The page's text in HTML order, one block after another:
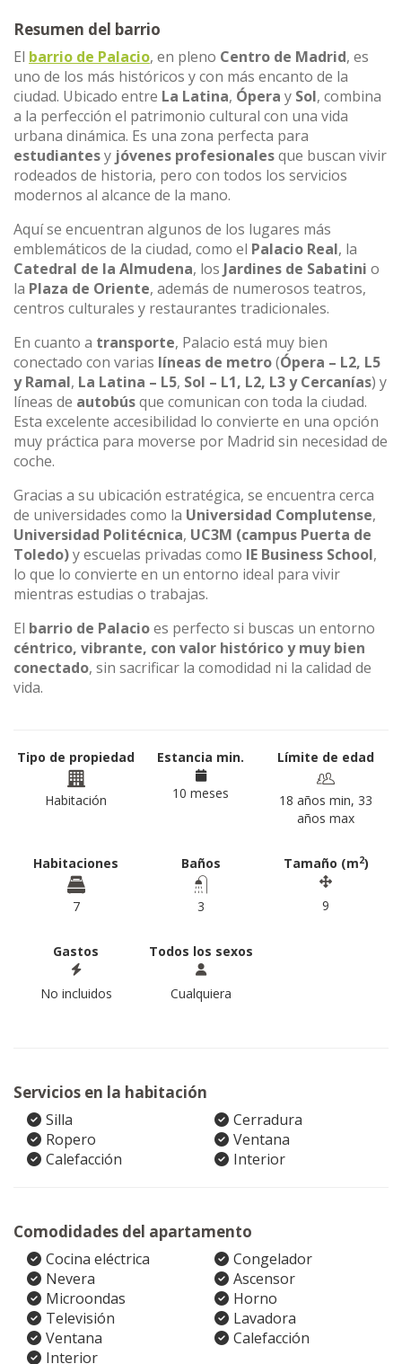
Resumen del barrio
El barrio de Palacio, en pleno Centro de Madrid, es
uno de los más históricos y con más encanto de la
ciudad. Ubicado entre La Latina, Ópera y Sol, combina
a la perfección el patrimonio cultural con una vida
urbana dinámica. Es una zona perfecta para
estudiantesy jóvenes profesionalesque buscan vivir
rodeados de historia, pero con todos los servicios
modernos al alcance de la mano.
Aquí se encuentran algunos de los lugares más
emblemáticos de la ciudad, como el Palacio Real, la
Catedral de la Almudena, los Jardines de Sabatini o
la Plaza de Oriente, además de numerosos teatros,
centros culturales y restaurantes tradicionales.
En cuanto a transporte, Palacio está muy bien
conectado con varias líneas de metro(Ópera – L2, L5
y Ramal, La Latina – L5, Sol – L1, L2, L3 y Cercanías) y
líneas de autobúsque comunican con toda la ciudad.
Esta excelente accesibilidad lo convierte en una opción
muy práctica para moverse por Madrid sin necesidad de
coche.
Gracias a su ubicación estratégica, se encuentra cerca
de universidades como la Universidad Complutense,
Universidad Politécnica, UC3M (campus Puerta de
Toledo)y escuelas privadas como IE Business School,
lo que lo convierte en un entorno ideal para vivir
mientras estudias o trabajas.
El barrio de Palacioes perfecto si buscas un entorno
céntrico, vibrante, con valor histórico y muy bien
conectado, sin sacrificar la comodidad ni la calidad de
vida.
Tipo de propiedad
Habitación
Estancia min.
10 meses
Límite de edad
18 años min, 33
años max
Habitaciones
7
Baños
3
Tamaño (m2)
9
Gastos
No incluidos
Todos los sexos
Cualquiera
Servicios en la habitación
Silla
Cerradura
Ropero
Ventana
Calefacción
Interior
Comodidades del apartamento
Cocina eléctrica
Congelador
Nevera
Ascensor
Microondas
Horno
Televisión
Lavadora
Ventana
Calefacción
Interior